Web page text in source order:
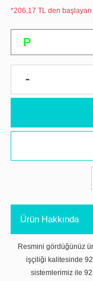
*206,17 TL den
Ürün Hakkında
Resmini gördüğünüz
işçiliği kalitesinde
sistemlerimiz ile